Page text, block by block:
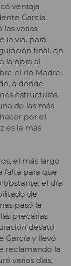
ventaja
García.
varias
la vía, para
final, en
la obra al
el río Madre
a donde
estructuras
de las más
por el
es la más
el más largo
falta para que
obstante, el día
de
pasó la
precarias
desató
García y llevó
reclamando la
varios días,